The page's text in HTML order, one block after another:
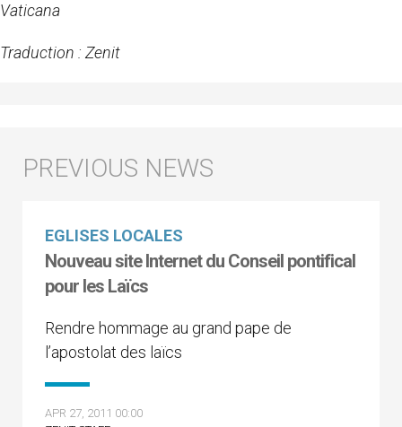
Vaticana
Traduction : Zenit
EGLISES LOCALES
Nouveau site Internet du Conseil pontifical
pour les Laïcs
Rendre hommage au grand pape de
l’apostolat des laïcs
APR 27, 2011 00:00